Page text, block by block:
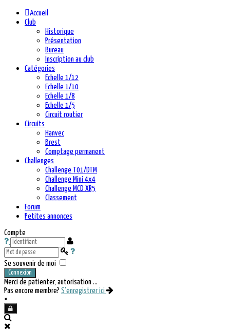
Accueil
Club
Historique
Présentation
Bureau
Inscription au club
Catégories
Echelle 1/12
Echelle 1/10
Echelle 1/8
Echelle 1/5
Circuit routier
Circuits
Hanvec
Brest
Comptage permanent
Challenges
Challenge T01/DTM
Challenge Mini 4x4
Challenge MCD XR5
Classement
Forum
Petites annonces
Compte
Se souvenir de moi
Connexion
Merci de patienter, autorisation ...
Pas encore membre? S'enregistrer ici
×
précédente
précédent
suivante
suivant